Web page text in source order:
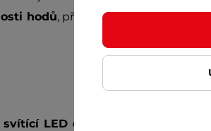
hodů, přitom se snadno upevní
svítící LED obruč